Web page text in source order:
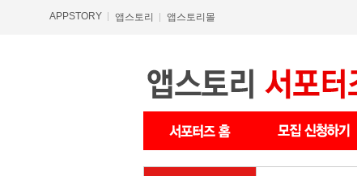
APPSTORY 앱스토리 앱스토리몰